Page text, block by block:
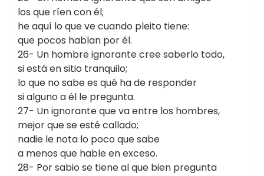
los que ríen con él;
he aquí lo que ve cuando pleito tiene:
que pocos hablan por él.
26- Un hombre ignorante cree saberlo todo,
si está en sitio tranquilo;
lo que no sabe es qué ha de responder
si alguno a él le pregunta.
27- Un ignorante que va entre los hombres,
mejor que se esté callado;
nadie le nota lo poco que sabe
a menos que hable en exceso.
28- Por sabio se tiene al que bien pregunta